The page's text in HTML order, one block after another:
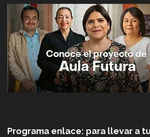
Programa enlace: para llevar a